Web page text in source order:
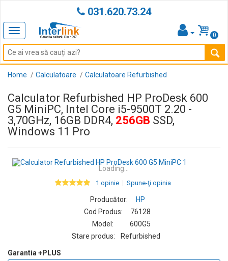
031.620.73.24
Toggle
navigation
0
Home Calculatoare Calculatoare Refurbished
Calculator Refurbished HP ProDesk 600
G5 MiniPC, Intel Core i5-9500T 2.20 -
3,70GHz, 16GB DDR4, 256GB SSD,
Windows 11 Pro
Loading...
1 opinie Spune-ţi opinia
Producător:
HP
Cod Produs:
76128
Model:
600G5
Stare produs:
Refurbished
Garantia +PLUS